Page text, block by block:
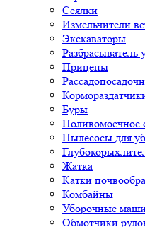
Сеялки
Измельчители
Экскаваторы
Разбрасыватель
Прицепы
Буры
Поливомоечное
Пылесосы для
Жатка
Катки
Комбайны
Уборочные
Обмотчики